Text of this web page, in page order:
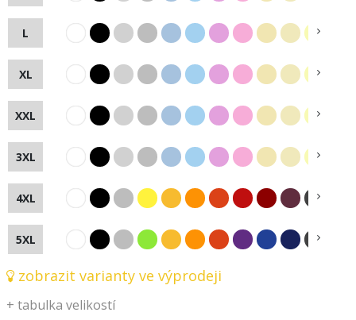
zobrazit varianty ve výprodeji
L
XL
XXL
3XL
4XL
5XL
+ tabulka velikostí